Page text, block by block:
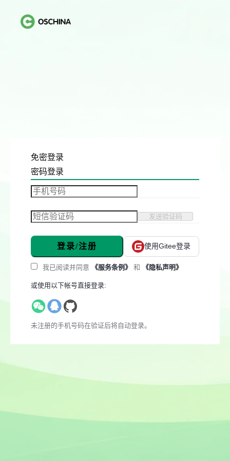
免密登录
密码登录
发送验证码
登录/注册 使用Gitee登录
我已阅读并同意 《服务条例》 和 《隐私声明》
或使用以下帐号直接登录:
未注册的手机号码在验证后将自动登录。